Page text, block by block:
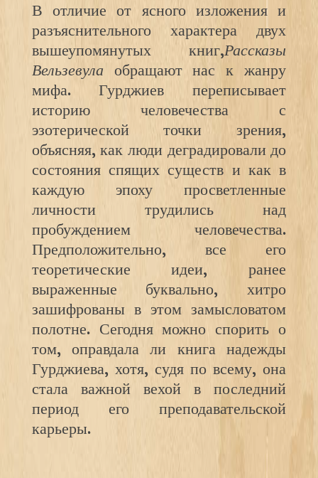
В отличие от ясного изложения и
разъяснительного характера двух
вышеупомянутых книг,Рассказы
Вельзевула обращают нас к жанру
мифа. Гурджиев переписывает
историю человечества с
эзотерической точки зрения,
объясняя, как люди деградировали до
состояния спящих существ и как в
каждую эпоху просветленные
личности трудились над
пробуждением человечества.
Предположительно, все его
теоретические идеи, ранее
выраженные буквально, хитро
зашифрованы в этом замысловатом
полотне. Сегодня можно спорить о
том, оправдала ли книга надежды
Гурджиева, хотя, судя по всему, она
стала важной вехой в последний
период его преподавательской
карьеры.